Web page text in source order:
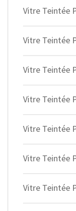
Vitre Teintée
Vitre Teintée
Vitre Teintée
Vitre Teintée
Vitre Teintée
Vitre Teintée
Vitre Teintée